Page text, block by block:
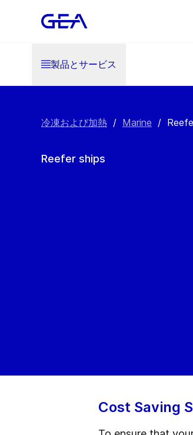
製品とサービス
冷凍および加熱 / Marine /
Reefer ships
Cost Saving